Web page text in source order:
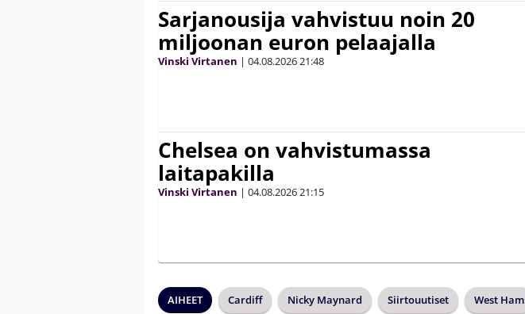
Sarjanousija vahvistuu noin 20
miljoonan euron pelaajalla
Vinski Virtanen | 04.08.202621:48
Chelsea on vahvistumassa
laitapakilla
Vinski Virtanen | 04.08.202621:15
AIHEET Cardiff Nicky Maynard Siirtouutiset West Ham